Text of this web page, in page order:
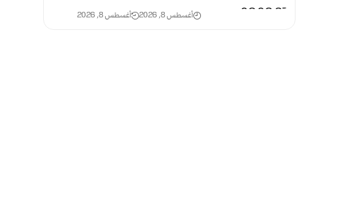
أغسطس 8, 2026 أغسطس 8, 2026